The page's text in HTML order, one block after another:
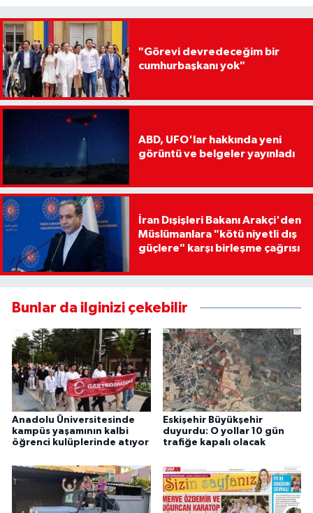
"Görevi devredeceğim bir
cumhurbaşkanı yok"
ABD, UFO'lar hakkında yeni
görüntü ve belgeler yayınladı
İran Dışişleri Bakanı Arakçi'den
Müslümanlara "kötü niyetli dış
güçlere" karşı birleşme çağrısı
Bunlar da ilginizi çekebilir
Anadolu Üniversitesinde
kampüs yaşamının kalbi
öğrenci kulüplerinde atıyor
Eskişehir Büyükşehir
duyurdu: O yollar 10 gün
trafiğe kapalı olacak